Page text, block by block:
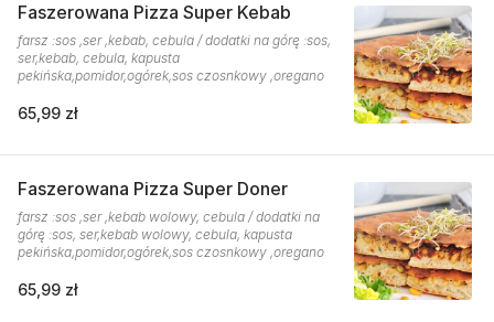
Faszerowana Pizza Super Kebab
farsz :sos ,ser ,kebab, cebula / dodatki na górę :sos,
ser,kebab, cebula, kapusta
pekińska,pomidor,ogórek,sos czosnkowy ,oregano
65,99 zł
Faszerowana Pizza Super Doner
farsz :sos ,ser ,kebab wolowy, cebula / dodatki na
górę :sos, ser,kebab wolowy, cebula, kapusta
pekińska,pomidor,ogórek,sos czosnkowy ,oregano
65,99 zł